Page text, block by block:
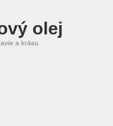
olej
a krásu